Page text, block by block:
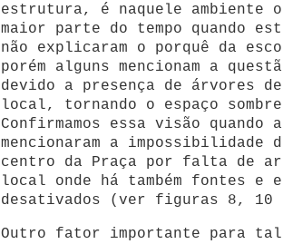
estrutura, é naquele ambiente
maior parte do tempo quando
não explicaram o porquê da
porém alguns mencionam a
devido a presença de árvores
local, tornando o espaço
Confirmamos essa visão
mencionaram a impossibilidade
centro da Praça por falta de
local onde há também fontes e
desativados (ver figuras 8, 10
Outro fator importante para